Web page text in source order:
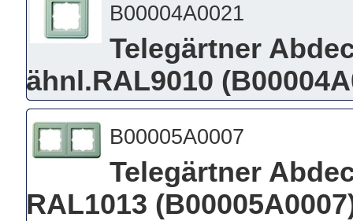
B00004A0021
Telegärtner
ähnl.RAL9010
B00005A0007
Telegärtner
RAL1013